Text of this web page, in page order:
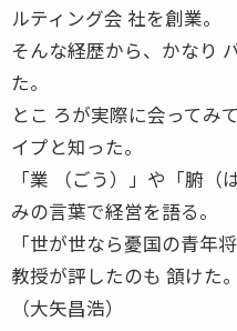
ルティング会 社を創業。
そんな経歴から、かなり
た。
とこ ろが実際に会ってみ
イプと知った。
「業 （ごう）」や「腑（
みの言葉で経営を語る。
「世が世なら憂国の青年
教授が評したのも 頷けた。
（大矢昌浩）